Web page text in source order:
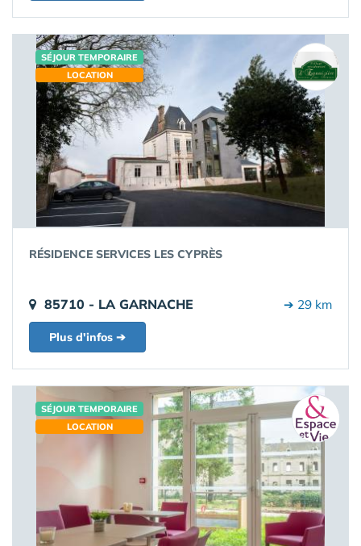
SÉJOUR TEMPORAIRE
LOCATION
RÉSIDENCE SERVICES LES CYPRÈS
85710 - LA GARNACHE ➔ 29 km
Plus d'infos ➔
SÉJOUR TEMPORAIRE
LOCATION